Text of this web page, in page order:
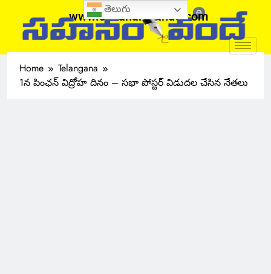
www.sahanamvande.com
Home
Telangana
1న పింఛన్ విద్రోహ దినం – సభా పోస్టర్ విడుదల చేసిన నేతలు
తెలుగు